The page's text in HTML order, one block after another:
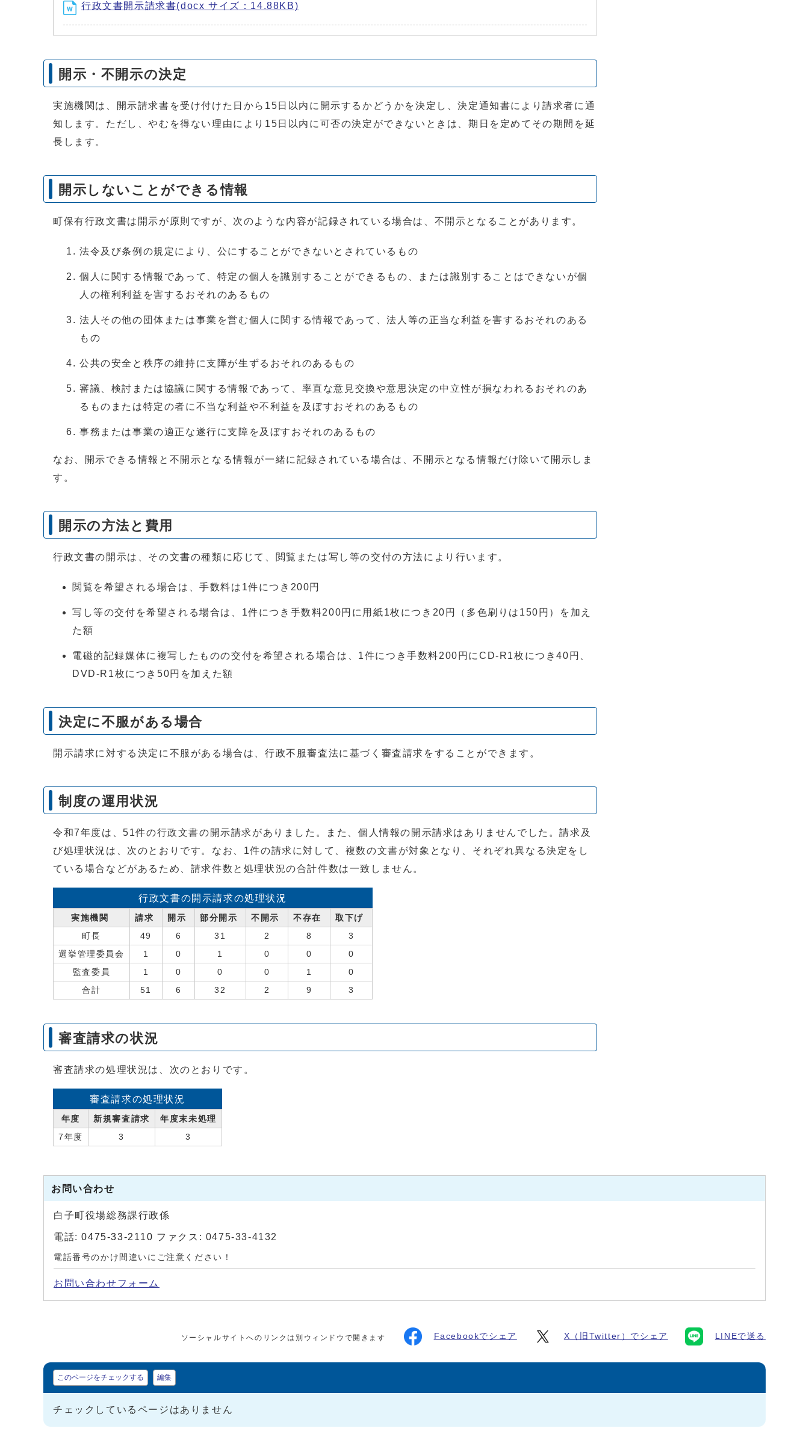
行政文書開示請求書(docx サイズ：14.88KB)
開示・不開示の決定
実施機関は、開示請求書を受け付けた日から15日以内に開示するかどうかを決定し、決定通知書により請求者に通
知します。ただし、やむを得ない理由により15日以内に可否の決定ができないときは、期日を定めてその期間を延
長します。
開示しないことができる情報
町保有行政文書は開示が原則ですが、次のような内容が記録されている場合は、不開示となることがあります。
法令及び条例の規定により、公にすることができないとされているもの
個人に関する情報であって、特定の個人を識別することができるもの、または識別することはできないが個
人の権利利益を害するおそれのあるもの
法人その他の団体または事業を営む個人に関する情報であって、法人等の正当な利益を害するおそれのある
もの
公共の安全と秩序の維持に支障が生ずるおそれのあるもの
審議、検討または協議に関する情報であって、率直な意見交換や意思決定の中立性が損なわれるおそれのあ
るものまたは特定の者に不当な利益や不利益を及ぼすおそれのあるもの
事務または事業の適正な遂行に支障を及ぼすおそれのあるもの
なお、開示できる情報と不開示となる情報が一緒に記録されている場合は、不開示となる情報だけ除いて開示しま
す。
開示の方法と費用
行政文書の開示は、その文書の種類に応じて、閲覧または写し等の交付の方法により行います。
閲覧を希望される場合は、手数料は1件につき200円
写し等の交付を希望される場合は、1件につき手数料200円に用紙1枚につき20円（多色刷りは150円）を加え
た額
電磁的記録媒体に複写したものの交付を希望される場合は、1件につき手数料200円にCD-R1枚につき40円、
DVD-R1枚につき50円を加えた額
決定に不服がある場合
開示請求に対する決定に不服がある場合は、行政不服審査法に基づく審査請求をすることができます。
制度の運用状況
令和7年度は、51件の行政文書の開示請求がありました。また、個人情報の開示請求はありませんでした。請求及
び処理状況は、次のとおりです。なお、1件の請求に対して、複数の文書が対象となり、それぞれ異なる決定をし
ている場合などがあるため、請求件数と処理状況の合計件数は一致しません。
行政文書の開示請求の処理状況
実施機関 請求 開示 部分開示 不開示 不存在
取下げ
町長
49 6 31 2 8
3
選挙管理委員会
1 0 1 0 0
0
監査委員
1 0 0 0 1
0
合計
51 6 32 2 9 3
審査請求の状況
審査請求の処理状況は、次のとおりです。
審査請求の処理状況
年度 新規審査請求
年度末未処理
7年度
3 3
お問い合わせ
白子町役場総務課行政係
電話:0475-33-2110 ファクス: 0475-33-4132
電話番号のかけ間違いにご注意ください！
お問い合わせフォーム
ソーシャルサイトへのリンクは別ウィンドウで開きます Facebookでシェア X（旧Twitter）でシェア LINEで送る
マイページ
このページをチェックする 編集
チェックしているページはありません